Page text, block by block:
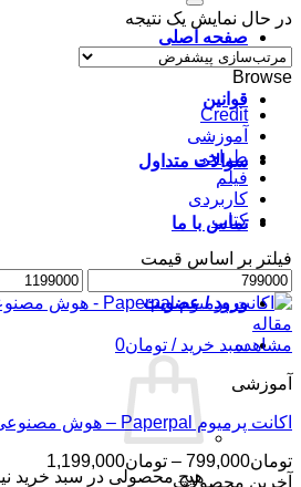
صفحه اصلی
قوانین
سوالات متداول
تماس با ما
ورود / عضویت
سبد خرید / تومان0
هیچ محصولی در سبد خرید
در حال نمایش یک نتیجه
Browse
Credit
آموزشی
طراحی
فیلم
کاربردی
کتاب
فیلتر بر اساس قیمت
حداقل
قیمت
حداکثر
قیمت
مشاهده
آموزشی
اکانت پرمیوم Paperpal – هوش مصنوعی مخصوص نگارش مقاله
تومان799,000
– تومان1,199,000
قیمت:
آخرین محصولات